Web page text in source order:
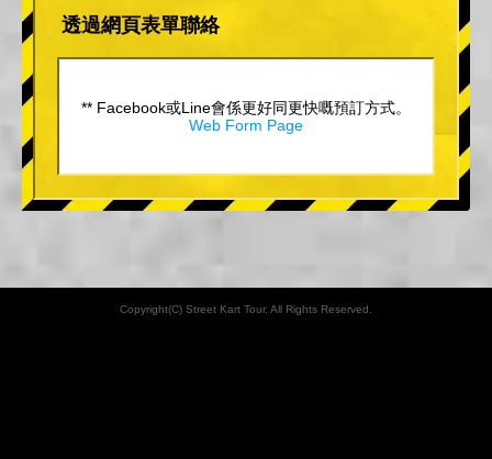
透過網頁表單聯絡
** Facebook或Line會係更好同更快嘅預訂方式。
Web Form Page
Copyright(C) Street Kart Tour. All Rights Reserved.